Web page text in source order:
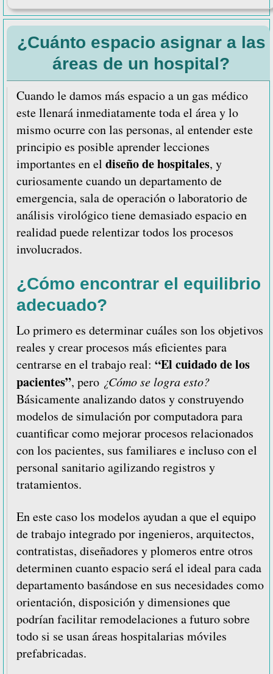
4
reglas
para
el
diseño
interior
en
hospitales
clínicas
¿Cuánto espacio asignar a las
áreas de un hospital?
Cuando le damos más espacio a un gas médico
este llenará inmediatamente toda el área y lo
mismo ocurre con las personas, al entender este
principio es posible aprender lecciones
importantes en el diseño de hospitales, y
curiosamente cuando un departamento de
emergencia, sala de operación o laboratorio de
análisis virológico tiene demasiado espacio en
realidad puede relentizar todos los procesos
involucrados.
¿Cómo encontrar el equilibrio
adecuado?
Lo primero es determinar cuáles son los objetivos
reales y crear procesos más eficientes para
centrarse en el trabajo real: “El cuidado de los
pacientes”, pero ¿Cómo se logra esto?
Básicamente analizando datos y construyendo
modelos de simulación por computadora para
cuantificar como mejorar procesos relacionados
con los pacientes, sus familiares e incluso con el
personal sanitario agilizando registros y
tratamientos.
En este caso los modelos ayudan a que el equipo
de trabajo integrado por ingenieros, arquitectos,
contratistas, diseñadores y plomeros entre otros
determinen cuanto espacio será el ideal para cada
departamento basándose en sus necesidades como
orientación, disposición y dimensiones que
podrían facilitar remodelaciones a futuro sobre
todo si se usan áreas hospitalarias móviles
prefabricadas.